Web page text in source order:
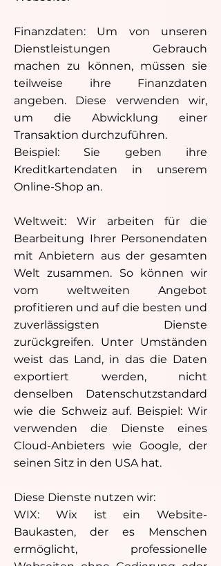
Finanzdaten: Um von unseren
Dienstleistungen Gebrauch
machen zu können, müssen sie
teilweise ihre Finanzdaten
angeben. Diese verwenden wir,
um die Abwicklung einer
Transaktion durchzuführen.
Beispiel: Sie geben ihre
Kreditkartendaten in unserem
Online-Shop an.
Weltweit: Wir arbeiten für die
Bearbeitung Ihrer Personendaten
mit Anbietern aus der gesamten
Welt zusammen. So können wir
vom weltweiten Angebot
profitieren und auf die besten und
zuverlässigsten Dienste
zurückgreifen. Unter Umständen
weist das Land, in das die Daten
exportiert werden, nicht
denselben Datenschutzstandard
wie die Schweiz auf. Beispiel: Wir
verwenden die Dienste eines
Cloud-Anbieters wie Google, der
seinen Sitz in den USA hat.
Diese Dienste nutzen wir:
WIX: Wix ist ein Website-
Baukasten, der es Menschen
ermöglicht, professionelle